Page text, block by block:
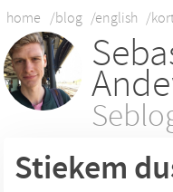
home /blog /english /
Stiekem